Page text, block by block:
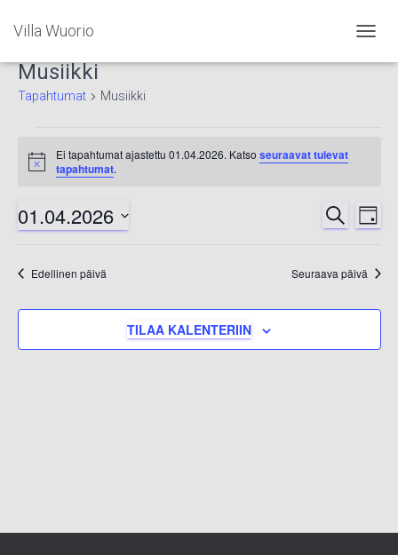
Villa Wuorio
Musiikki
Tapahtumat Musiikki
Tapahtumat
01.04.2026
Notice
Ei tapahtumat ajastettu 01.04.2026. Katso seuraavat tulevat
tapahtumat.
aja
ETSI
PÄIVÄ
01.04.2026
Edellinen päivä Seuraava päivä
TILAA KALENTERIIN